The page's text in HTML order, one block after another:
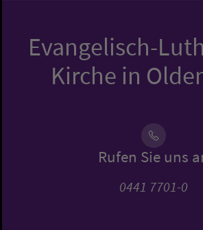
Evangelisch-
Kirche in
Rufen Sie uns
0441 7701-0